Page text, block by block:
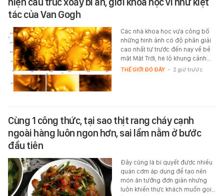
tác của Van Gogh
Các nhà khoa học vừa công bố
những hình ảnh có độ phân giải
cao nhất từ trước đến nay về bề
mặt Mặt Trời, hé lộ khung cảnh…
THẾ GIỚI ĐÓ ĐÂY - 2 giờ trước
Cùng 1 công thức, tại sao thịt rang cháy cạnh
ngoài hàng luôn ngon hơn, sai lầm nằm ở bước
đầu tiên
Đây cũng là bí quyết được nhiều
quán cơm áp dụng để tạo nên
món ăn tưởng đơn giản nhưng
luôn khiến thực khách muốn gọi…